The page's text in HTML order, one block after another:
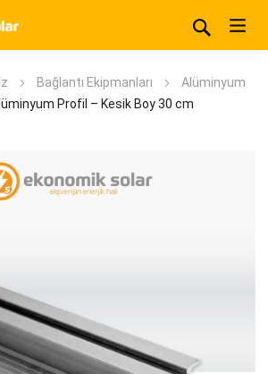
Bağlantı Ekipmanları
Alüminyum
Profil – Kesik Boy 30 cm